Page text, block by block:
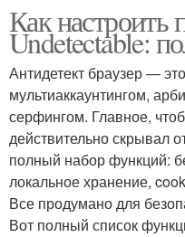
Как настроить
Undetectable:
Антидетект браузер —
мультиаккаунтингом,
серфингом. Главное,
действительно скрывал
полный набор функций:
локальное хранение,
Все продумано для
Вот полный список